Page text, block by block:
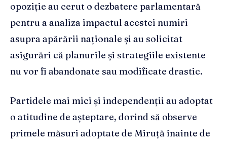
opoziție au cerut o dezbatere parlamentară
pentru a analiza impactul acestei numiri
asupra apărării naționale și au solicitat
asigurări că planurile și strategiile existente
nu vor fi abandonate sau modificate drastic.
Partidele mai mici și independenții au adoptat
o atitudine de așteptare, dorind să observe
primele măsuri adoptate de Miruță înainte de